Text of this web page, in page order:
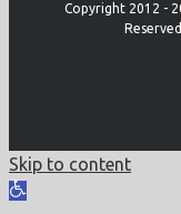
Copyright 2012 -
Skip to content
Open